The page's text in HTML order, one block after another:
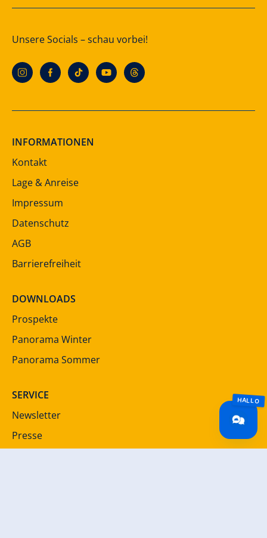
Unsere Socials – schau vorbei!
INFORMATIONEN
Kontakt
Lage & Anreise
Impressum
Datenschutz
AGB
Barrierefreiheit
DOWNLOADS
Prospekte
Panorama Winter
Panorama Sommer
SERVICE
Newsletter
Presse